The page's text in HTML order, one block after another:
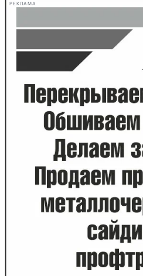
РЕКЛАМА